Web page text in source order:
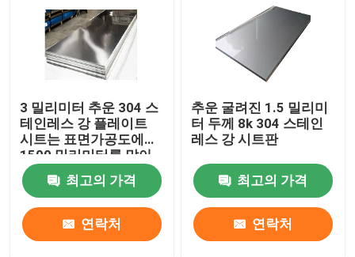
3 밀리미터 추운 304 스
테인레스 강 플레이트
시트는 표면가공도에게
1500 밀리미터를 말아
주었습니다
최고의 가격
연락처
추운 굴려진 1.5 밀리미
터 두께 8k 304 스테인
레스 강 시트판
최고의 가격
연락처